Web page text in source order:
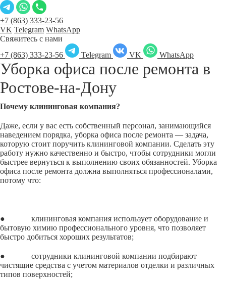
+7 (863) 333-23-56
VK Telegram WhatsApp
Свяжитесь с нами
+7 (863) 333-23-56
Telegram VK WhatsApp
Уборка офиса после ремонта в
Ростове-на-Дону
Почему клининговая компания?
Даже, если у вас есть собственный персонал, занимающийся
наведением порядка, уборка офиса после ремонта — задача,
которую стоит поручить клининговой компании. Сделать эту
работу нужно качественно и быстро, чтобы сотрудники могли
быстрее вернуться к выполнению своих обязанностей. Уборка
офиса после ремонта должна выполняться профессионалами,
потому что:
● клининговая компания использует оборудование и
бытовую химию профессионального уровня, что позволяет
быстро добиться хороших результатов;
● сотрудники клининговой компании подбирают
чистящие средства с учетом материалов отделки и различных
типов поверхностей;